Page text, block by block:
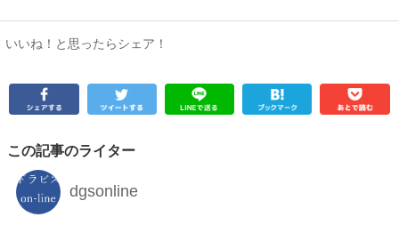
いいね！と思ったらシェア！
この記事のライター
dgsonline